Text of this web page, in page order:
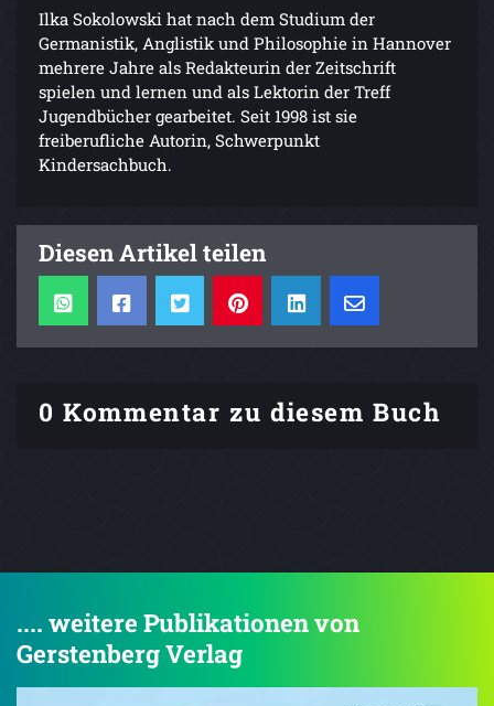
Ilka Sokolowski hat nach dem Studium der
Germanistik, Anglistik und Philosophie in Hannover
mehrere Jahre als Redakteurin der Zeitschrift
spielen und lernen und als Lektorin der Treff
Jugendbücher gearbeitet. Seit 1998 ist sie
freiberufliche Autorin, Schwerpunkt
Kindersachbuch.
Diesen Artikel teilen
0 Kommentar zu diesem Buch
.... weitere Publikationen von
Gerstenberg Verlag